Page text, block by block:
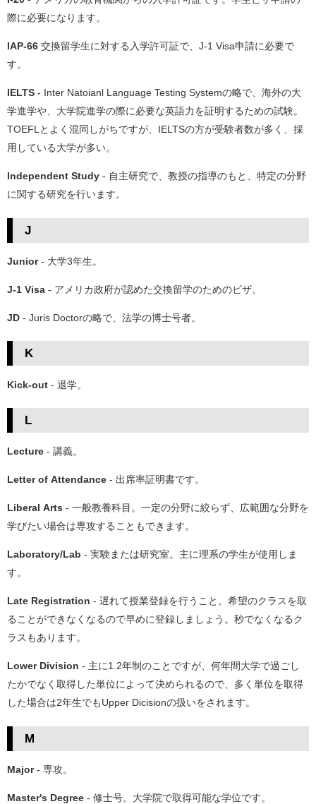
際に必要になります。
IAP-66 交換留学生に対する入学許可証で、J-1 Visa申請に必要で
す。
IELTS - Inter Natoianl Language Testing Systemの略で、海外の大
学進学や、大学院進学の際に必要な英語力を証明するための試験。
TOEFLとよく混同しがちですが、IELTSの方が受験者数が多く、採
用している大学が多い。
Independent Study - 自主研究で、教授の指導のもと、特定の分野
に関する研究を行います。
J
Junior- 大学3年生。
J-1 Visa - アメリカ政府が認めた交換留学のためのビザ。
JD - Juris Doctorの略で、法学の博士号者。
K
Kick-out - 退学。
Lecture - 講義。
Letter of Attendance - 出席率証明書です。
Liberal Arts - 一般教養科目。一定の分野に絞らず、広範囲な分野を
学びたい場合は専攻することもできます。
Laboratory/Lab - 実験または研究室。主に理系の学生が使用しま
す。
Late Registration - 遅れて授業登録を行うこと。希望のクラスを取
ることができなくなるので早めに登録しましょう。秒でなくなるク
ラスもあります。
Lower Division - 主に1.2年制のことですが、何年間大学で過ごし
たかでなく取得した単位によって決められるので、多く単位を取得
した場合は2年生でもUpper Dicisionの扱いをされます。
M
Major- 専攻。
Master's Degree - 修士号。大学院で取得可能な学位です。